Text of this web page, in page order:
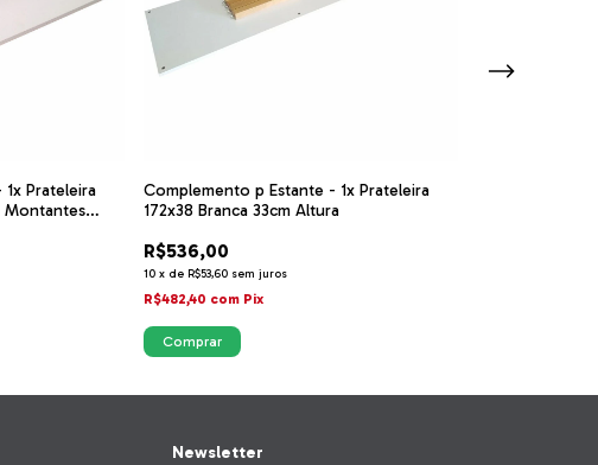
Prateleira
Montantes
Complemento p Estante - 1x Prateleira
172x38 Branca 33cm Altura
R$536,00
10 x de R$53,60 sem juros
R$482,40 com Pix
Newsletter